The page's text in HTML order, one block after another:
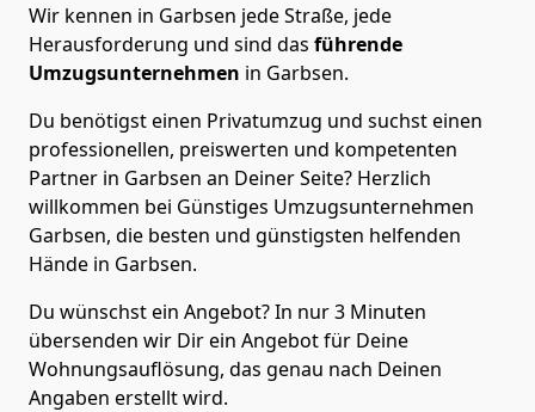
Wir kennen in Garbsen jede Straße, jede
Herausforderung und sind das führende
Umzugsunternehmen in Garbsen.
Du benötigst einen Privatumzug und suchst einen
professionellen, preiswerten und kompetenten
Partner in Garbsen an Deiner Seite? Herzlich
willkommen bei Günstiges Umzugsunternehmen
Garbsen, die besten und günstigsten helfenden
Hände in Garbsen.
Du wünschst ein Angebot? In nur 3 Minuten
übersenden wir Dir ein Angebot für Deine
Wohnungsauflösung, das genau nach Deinen
Angaben erstellt wird.